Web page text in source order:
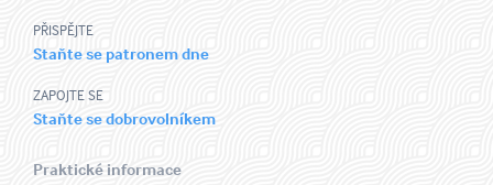
PŘISPĚJTE
Staňte se patronem dne
ZAPOJTE SE
Staňte se dobrovolníkem
Praktické informace